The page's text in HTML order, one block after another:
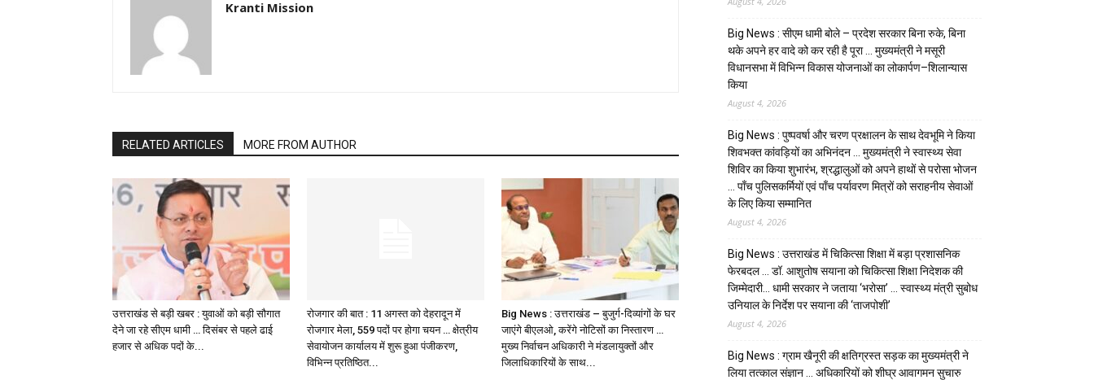
Kranti Mission
RELATED ARTICLES MORE FROM AUTHOR
उत्तराखंड से बड़ी खबर : युवाओं को बड़ी सौगात
देने जा रहे सीएम धामी … दिसंबर से पहले ढाई
हजार से अधिक पदों के...
रोजगार की बात : 11 अगस्त को देहरादून में
रोजगार मेला, 559 पदों पर होगा चयन … क्षेत्रीय
सेवायोजन कार्यालय में शुरू हुआ पंजीकरण,
विभिन्न प्रतिष्ठित...
Big News : उत्तराखंड – बुजुर्ग-दिव्यांगों के घर
जाएंगे बीएलओ, करेंगे नोटिसों का निस्तारण …
मुख्य निर्वाचन अधिकारी ने मंडलायुक्तों और
जिलाधिकारियों के साथ...
Big News : सीएम धामी बोले – प्रदेश सरकार बिना रुके, बिना
थके अपने हर वादे को कर रही है पूरा … मुख्यमंत्री ने मसूरी
विधानसभा में विभिन्न विकास योजनाओं का लोकार्पण–शिलान्यास
किया
August 4, 2026
Big News : पुष्पवर्षा और चरण प्रक्षालन के साथ देवभूमि ने किया
शिवभक्त कांवड़ियों का अभिनंदन … मुख्यमंत्री ने स्वास्थ्य सेवा
शिविर का किया शुभारंभ, श्रद्धालुओं को अपने हाथों से परोसा भोजन
… पाँच पुलिसकर्मियों एवं पाँच पर्यावरण मित्रों को सराहनीय सेवाओं
के लिए किया सम्मानित
August 4, 2026
Big News : उत्तराखंड में चिकित्सा शिक्षा में बड़ा प्रशासनिक
फेरबदल … डॉ. आशुतोष सयाना को चिकित्सा शिक्षा निदेशक की
जिम्मेदारी… धामी सरकार ने जताया ‘भरोसा’ … स्वास्थ्य मंत्री सुबोध
उनियाल के निर्देश पर सयाना की ‘ताजपोशी’
August 4, 2026
Big News : ग्राम खैनूरी की क्षतिग्रस्त सड़क का मुख्यमंत्री ने
लिया तत्काल संज्ञान … अधिकारियों को शीघ्र आवागमन सुचारु